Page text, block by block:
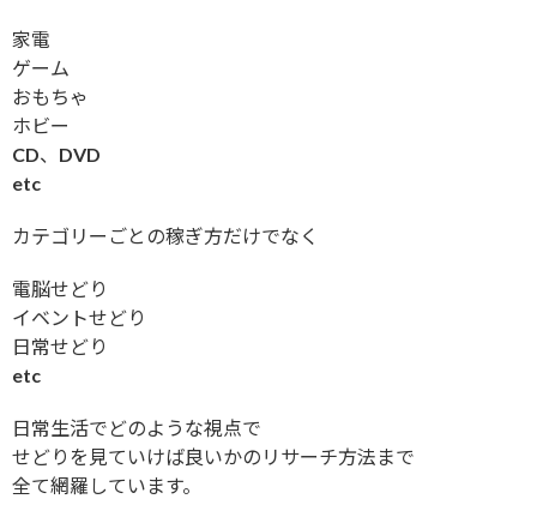
家電
ゲーム
おもちゃ
ホビー
CD、DVD
etc
カテゴリーごとの稼ぎ方だけでなく
電脳せどり
イベントせどり
日常せどり
etc
日常生活でどのような視点で
せどりを見ていけば良いかのリサーチ方法まで
全て網羅しています。